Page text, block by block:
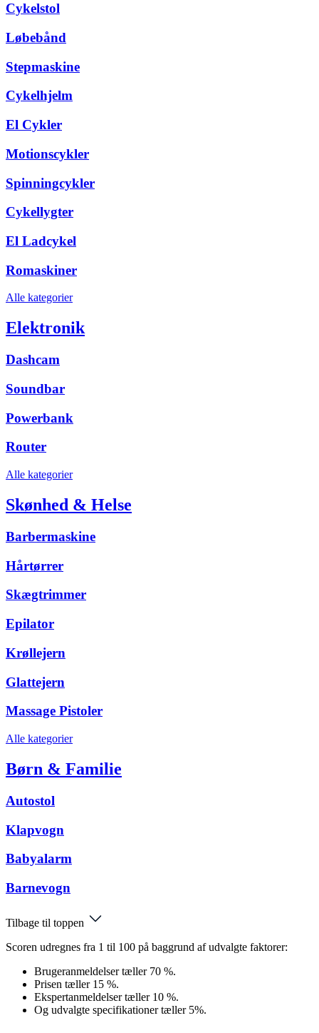
Cykelstol
Løbebånd
Stepmaskine
Cykelhjelm
El Cykler
Motionscykler
Spinningcykler
Cykellygter
El Ladcykel
Romaskiner
Alle kategorier
Elektronik
Dashcam
Soundbar
Powerbank
Router
Alle kategorier
Skønhed & Helse
Barbermaskine
Hårtørrer
Skægtrimmer
Epilator
Krøllejern
Glattejern
Massage Pistoler
Alle kategorier
Børn & Familie
Autostol
Klapvogn
Babyalarm
Barnevogn
Tilbage til toppen
Scoren udregnes fra 1 til 100 på baggrund af udvalgte faktorer:
Brugeranmeldelser tæller 70 %.
Prisen tæller 15 %.
Ekspertanmeldelser tæller 10 %.
Og udvalgte specifikationer tæller 5%.